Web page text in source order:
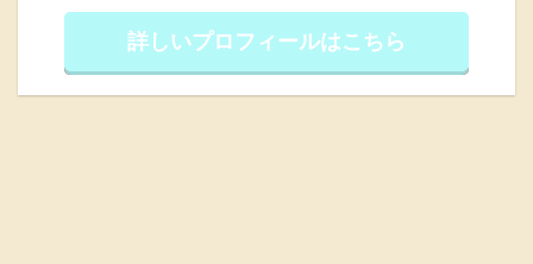
詳しいプロフィールはこちら